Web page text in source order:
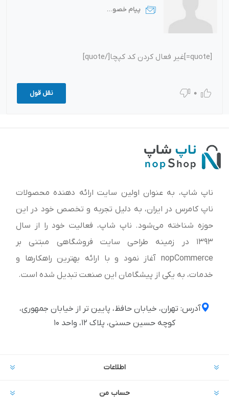
پیام خصوصی
[quote=]غیر فعال کردن کد کپچا[/quote]
نقل قول 0
ناپ شاپ، به عنوان اولین سایت ارائه‌ دهنده محصولات
ناپ کامرس در ایران، به دلیل تجربه و تخصص خود در این
حوزه شناخته می‌شود. ناپ شاپ، فعالیت خود را از سال
1393 در زمینه طراحی سایت فروشگاهی مبتنی بر
nopCommerce آغاز نمود و با ارائه بهترین راهکارها و
خدمات، به یکی از پیشگامان این صنعت تبدیل شده است.
آدرس: تهران، خیابان حافظ، پایین تر از خیابان جمهوری،
کوچه حسین حسنی، پلاک ۱۲، واحد ۱۰
اطلاعات
حساب من